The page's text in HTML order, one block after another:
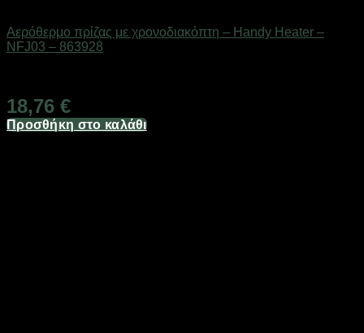
Αερόθερμο πρίζας με χρονοδιακόπτη – Handy Heater –
NFJ03 – 863928
18,76 €
Προσθήκη στο καλάθι